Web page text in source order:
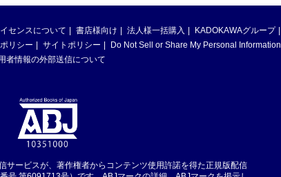
センスについて 書店様向け 法人様一括購入
KADOKAWAグループ
リシー サイトポリシー
Do Not Sell or Share My Personal Information
者情報の外部送信について
サービスが、著作権者からコンテンツ使用許諾を得た正規版配信